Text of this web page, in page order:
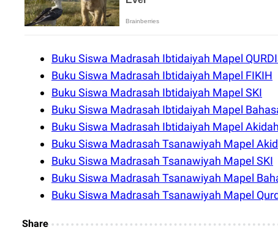
Buku Siswa Madrasah Ibtidaiyah Mapel
Buku Siswa Madrasah Ibtidaiyah Mapel FIKIH
Buku Siswa Madrasah Ibtidaiyah Mapel SKI
Buku Siswa Madrasah Ibtidaiyah Mapel
Buku Siswa Madrasah Ibtidaiyah Mapel
Buku Siswa Madrasah Tsanawiyah Mapel
Buku Siswa Madrasah Tsanawiyah Mapel SKI
Buku Siswa Madrasah Tsanawiyah Mapel
Buku Siswa Madrasah Tsanawiyah Mapel
Share